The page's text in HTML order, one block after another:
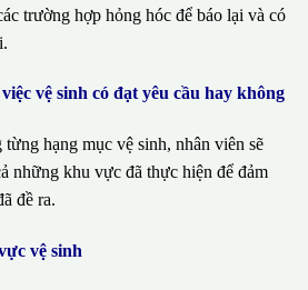
trường hợp hỏng hóc để báo lại và có
vệ sinh có đạt yêu cầu hay không
hạng mục vệ sinh, nhân viên sẽ
những khu vực đã thực hiện để đảm
đề ra.
vệ sinh